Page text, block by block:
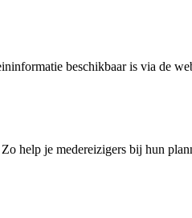
beschikbaar is via de
help je medereizigers bij hun